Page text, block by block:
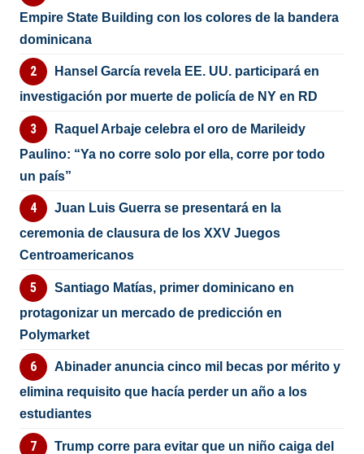
Empire State Building con los colores de la bandera
dominicana
Hansel García revela EE. UU. participará en
investigación por muerte de policía de NY en RD
Raquel Arbaje celebra el oro de Marileidy
Paulino: “Ya no corre solo por ella, corre por todo
un país”
Juan Luis Guerra se presentará en la
ceremonia de clausura de los XXV Juegos
Centroamericanos
Santiago Matías, primer dominicano en
protagonizar un mercado de predicción en
Polymarket
Abinader anuncia cinco mil becas por mérito y
elimina requisito que hacía perder un año a los
estudiantes
Trump corre para evitar que un niño caiga del